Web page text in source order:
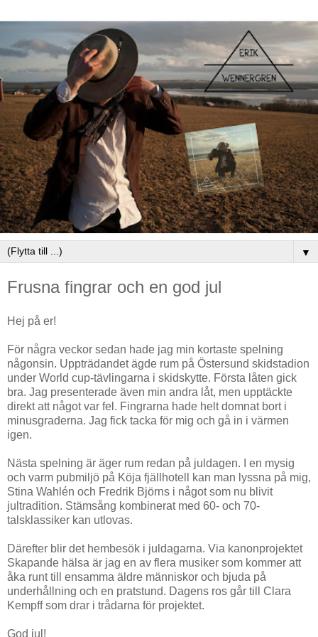
▼
Frusna fingrar och en god jul
Hej på er!
För några veckor sedan hade jag min kortaste spelning
någonsin. Uppträdandet ägde rum på Östersund skidstadion
under World cup-tävlingarna i skidskytte. Första låten gick
bra. Jag presenterade även min andra låt, men upptäckte
direkt att något var fel. Fingrarna hade helt domnat bort i
minusgraderna. Jag fick tacka för mig och gå in i värmen
igen.
Nästa spelning är äger rum redan på juldagen. I en mysig
och varm pubmiljö på Köja fjällhotell kan man lyssna på mig,
Stina Wahlén och Fredrik Björns i något som nu blivit
jultradition. Stämsång kombinerat med 60- och 70-
talsklassiker kan utlovas.
Därefter blir det hembesök i juldagarna. Via kanonprojektet
Skapande hälsa är jag en av flera musiker som kommer att
åka runt till ensamma äldre människor och bjuda på
underhållning och en pratstund. Dagens ros går till Clara
Kempff som drar i trådarna för projektet.
God jul!